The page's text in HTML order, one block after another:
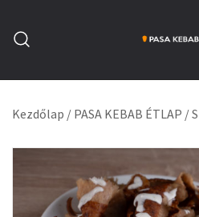
content
Kezdőlap / PASA KEBAB ÉTLAP /